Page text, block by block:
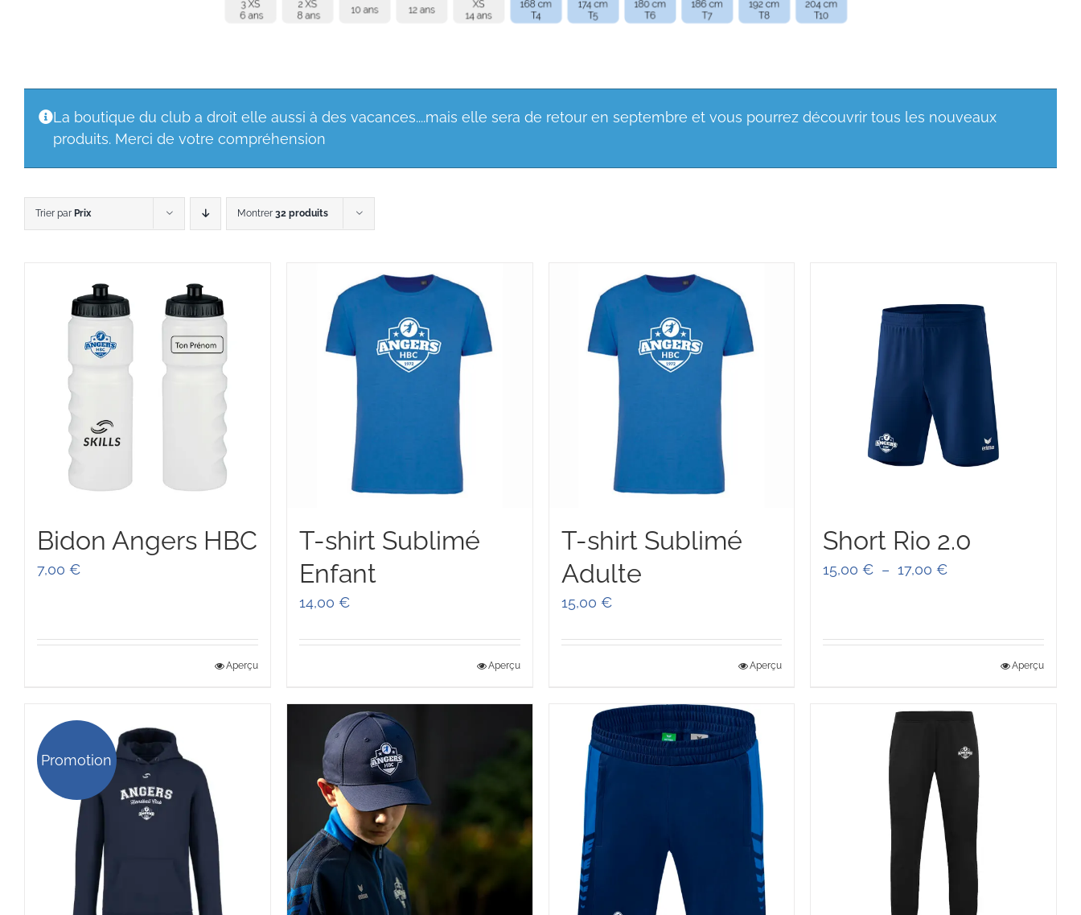
La boutique du club a droit elle aussi à des vacances....mais elle sera de retour en septembre et vous pourrez découvrir tous les nouveaux
produits. Merci de votre compréhension
Trier par Prix Montrer 32 produits
Bidon Angers HBC
7,00 €
Aperçu
T-shirt Sublimé
Enfant
14,00 €
Aperçu
T-shirt Sublimé
Adulte
15,00 €
Aperçu
Short Rio 2.0
15,00€ – 17,00€Plage
15,00 €
Aperçu
Promotion